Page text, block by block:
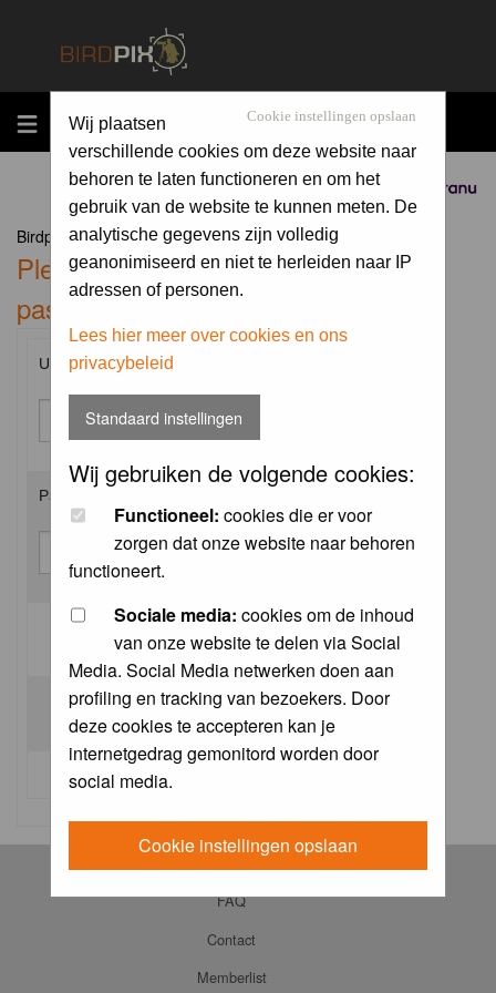
MENU
Sponsored by
Cookie instellingen opslaan
Wij plaatsen
verschillende cookies om deze website naar
behoren te laten functioneren en om het
gebruik van de website te kunnen meten. De
analytische gegevens zijn volledig
geanonimiseerd en niet te herleiden naar IP
adressen of personen.
Lees hier meer over cookies en ons
privacybeleid
Standaard instellingen
Wij gebruiken de volgende cookies:
Functioneel: cookies die er voor
zorgen dat onze website naar behoren
functioneert.
Sociale media: cookies om de inhoud
van onze website te delen via Social
Media. Social Media netwerken doen aan
profiling en tracking van bezoekers. Door
deze cookies te accepteren kan je
internetgedrag gemonitord worden door
social media.
Cookie instellingen opslaan
Birdpix.nl Forum Index
Please enter your username and
password to log in.
Username:
Password:
Log me on automatically each visit:
I forgot my password
FAQ
Contact
Memberlist